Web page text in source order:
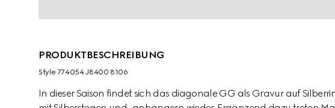
PRODUKTBESCHREIBUNG
Style ‎774054 J8400 8106
In dieser Saison findet sich das diagonale GG als Gravur auf